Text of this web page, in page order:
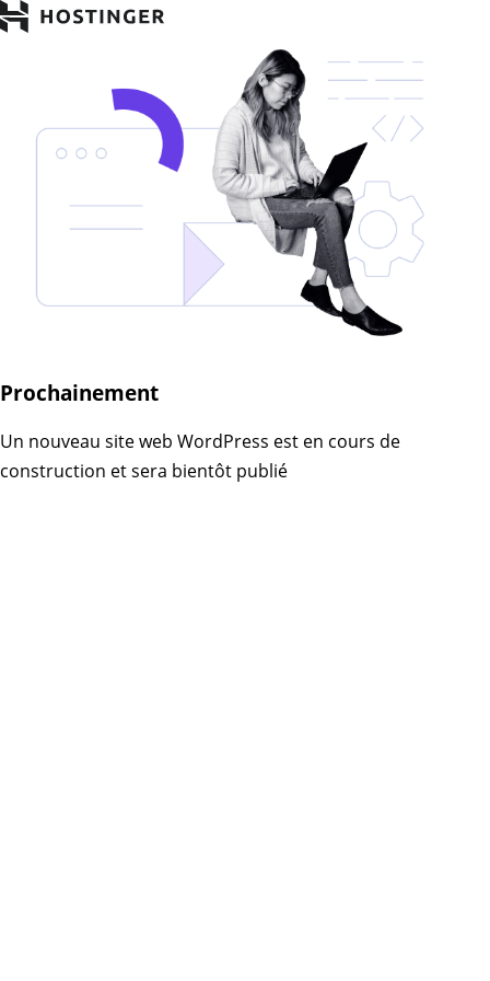
Prochainement
Un nouveau site web WordPress est en cours de
construction et sera bientôt publié